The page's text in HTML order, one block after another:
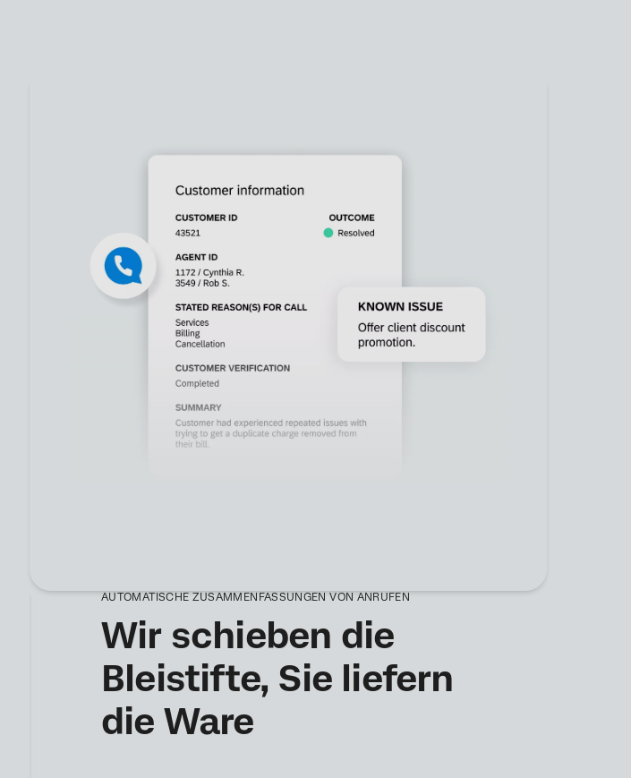
AUTOMATISCHE ZUSAMMENFASSUNGEN VON ANRUFEN
Wir schieben die
Bleistifte, Sie liefern
die Ware